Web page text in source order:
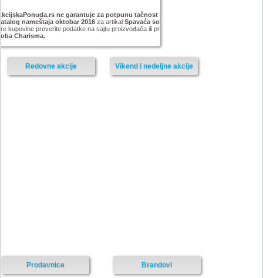
ne garantuje za potpunu tačnost podataka iz akcije Forma Ideale
nameštaja oktobar 2016za artikal Spavaća soba Charisma
kupovine proverite podatke na sajtu proizvođača ili prodavnice za proizvod
Charisma.
Vikend i nedeljne akcije
Redovne akcije
Prodavnice Brandovi